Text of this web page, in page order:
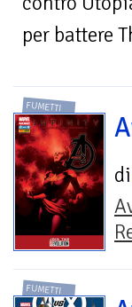
per battere
FUMETTI
di
FUMETTI